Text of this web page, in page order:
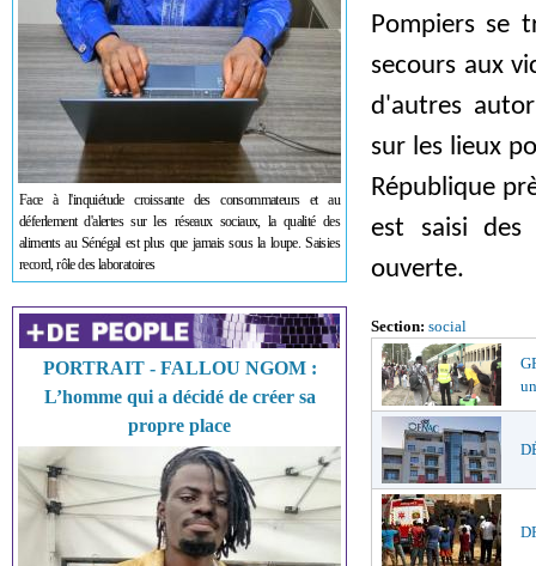
Face à l'inquiétude croissante des consommateurs et au
déferlement d'alertes sur les réseaux sociaux, la qualité des
aliments au Sénégal est plus que jamais sous la loupe. Saisies
record, rôle des laboratoires
PORTRAIT - FALLOU NGOM :
L’homme qui a décidé de créer sa
propre place
Pompiers se
secours aux
d'autres
sur les lieux
République
est saisi
ouverte.
Section: social